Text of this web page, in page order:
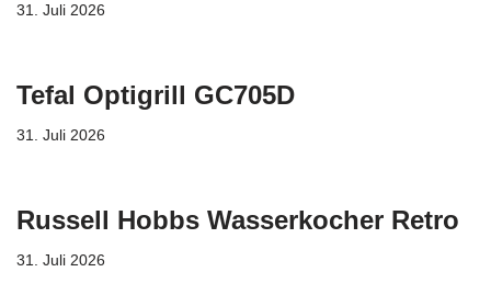
31. Juli 2026
Tefal Optigrill GC705D
31. Juli 2026
Russell Hobbs Wasserkocher Retro
31. Juli 2026